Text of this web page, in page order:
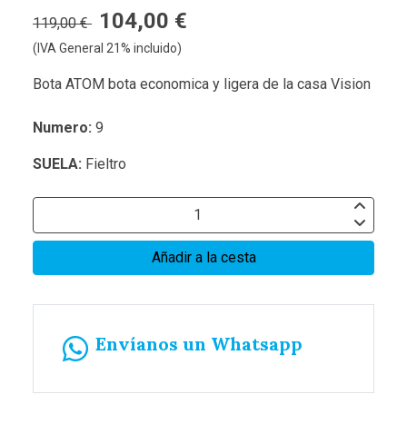
119,00 € 104,00 €
(IVA General 21% incluido)
Bota ATOM bota economica y ligera de la casa Vision
Numero: 9
SUELA: Fieltro
Añadir a la cesta
Envíanos un Whatsapp